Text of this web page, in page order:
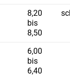
8,20
bis
8,50
6,00
bis
6,40